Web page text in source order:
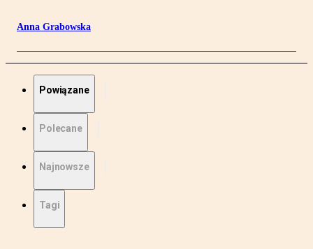
Anna Grabowska
Powiązane
Polecane
Najnowsze
Tagi